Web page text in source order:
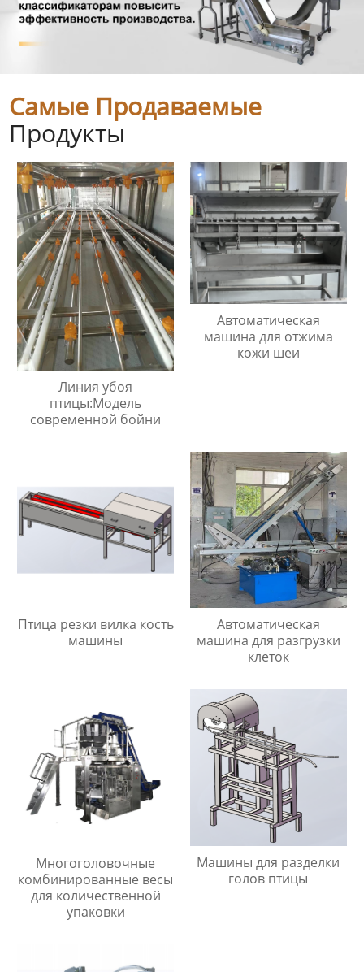
Самые Продаваемые
Продукты
Линия убоя
птицы:Модель
современной бойни
Автоматическая
машина для отжима
кожи шеи
Птица резки вилка кость
машины
Автоматическая
машина для разгрузки
клеток
Многоголовочные
комбинированные весы
для количественной
упаковки
Машины для разделки
голов птицы